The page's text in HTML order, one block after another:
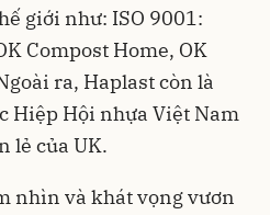
giới như: ISO 9001:
Compost Home, OK
ra, Haplast còn là
Hiệp Hội nhựa Việt Nam
lẻ của UK.
nhìn và khát vọng vươn